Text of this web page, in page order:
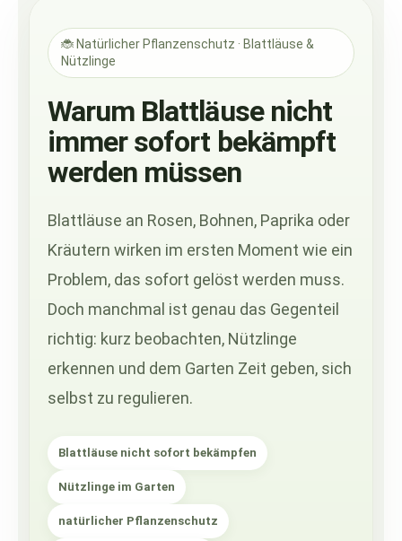
🐞 Natürlicher Pflanzenschutz · Blattläuse &
Nützlinge
Warum Blattläuse nicht
immer sofort bekämpft
werden müssen
Blattläuse an Rosen, Bohnen, Paprika oder
Kräutern wirken im ersten Moment wie ein
Problem, das sofort gelöst werden muss.
Doch manchmal ist genau das Gegenteil
richtig: kurz beobachten, Nützlinge
erkennen und dem Garten Zeit geben, sich
selbst zu regulieren.
Blattläuse nicht sofort bekämpfen
Nützlinge im Garten
natürlicher Pflanzenschutz